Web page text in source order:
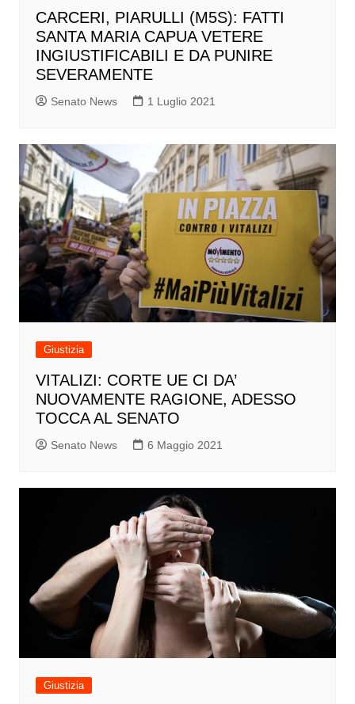
CARCERI, PIARULLI (M5S): FATTI
SANTA MARIA CAPUA VETERE
INGIUSTIFICABILI E DA PUNIRE
SEVERAMENTE
Senato News 1 Luglio 2021
Giustizia
VITALIZI: CORTE UE CI DA’
NUOVAMENTE RAGIONE, ADESSO
TOCCA AL SENATO
Senato News 6 Maggio 2021
Giustizia